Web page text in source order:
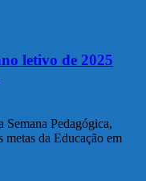
letivo de 2025
Semana Pedagógica,
metas da Educação em